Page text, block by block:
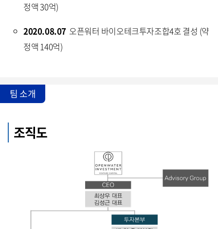
정액 30억)
2020.08.07 오픈워터 바이오테크투자조합4호 결성 (약
정액 140억)
팀 소개
조직도